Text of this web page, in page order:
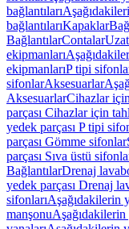
bağlantıları
bağlantılarıKapaklar
BağlantılarContalar
ekipmanları
ekipmanlarıP tipi
sifonlarAksesuarlar
AksesuarlarCihazlar
parçası Cihazlar için
yedek parçası P tipi
parçası Gömme sifonlar
parçası Sıva üstü
BağlantılarDrenaj
yedek parçası Drenaj
sifonlarıAşağıdakilerin
manşonuAşağıdakilerin